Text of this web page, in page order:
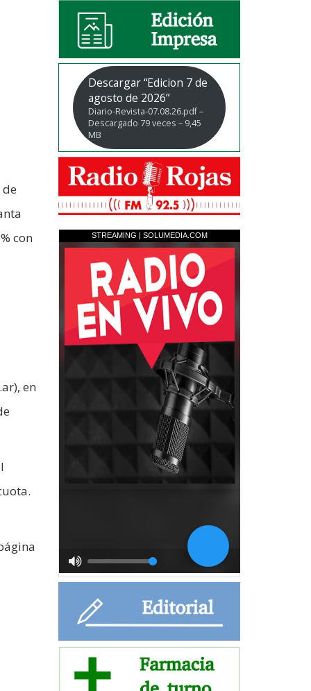
con
en
Descargar “Edicion 7 de
agosto de 2026”
Diario-Revista-07.08.26.pdf –
Descargado 79 veces – 9,45
MB